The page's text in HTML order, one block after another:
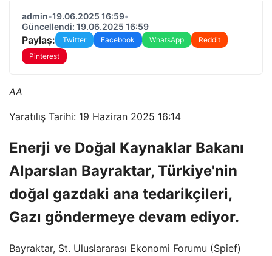
admin•19.06.2025 16:59•
Güncellendi: 19.06.2025 16:59
Paylaş: Twitter Facebook WhatsApp
Reddit
Pinterest
AA
Yaratılış Tarihi: 19 Haziran 2025 16:14
Enerji ve Doğal Kaynaklar Bakanı
Alparslan Bayraktar, Türkiye'nin
doğal gazdaki ana tedarikçileri,
Gazı göndermeye devam ediyor.
Bayraktar, St. Uluslararası Ekonomi Forumu (Spief)